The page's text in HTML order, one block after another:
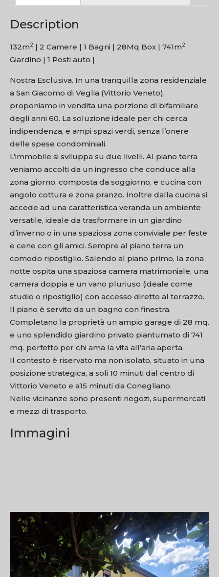
Description
132m2 | 2 Camere | 1 Bagni | 28Mq Box | 741m2
Giardino | 1 Posti auto |
Nostra Esclusiva. In una tranquilla zona residenziale
a San Giacomo di Veglia (Vittorio Veneto),
proponiamo in vendita una porzione di bifamiliare
degli anni 60. La soluzione ideale per chi cerca
indipendenza, e ampi spazi verdi, senza l’onere
delle spese condominiali.
L’immobile si sviluppa su due livelli. Al piano terra
veniamo accolti da un ingresso che conduce alla
zona giorno, composta da soggiorno, e cucina con
angolo cottura e zona pranzo. Inoltre dalla cucina si
accede ad una caratteristica veranda un ambiente
versatile, ideale da trasformare in un giardino
d’inverno o in una spaziosa zona conviviale per feste
e cene con gli amici. Sempre al piano terra un
comodo ripostiglio. Salendo al piano primo, la zona
notte ospita una spaziosa camera matrimoniale, una
camera doppia e un vano pluriuso (ideale come
studio o ripostiglio) con accesso diretto al terrazzo.
Il piano è servito da un bagno con finestra.
Completano la proprietà un ampio garage di 28 mq.
e uno splendido giardino privato piantumato di 741
mq. perfetto per chi ama la vita all’aria aperta.
Il contesto è riservato ma non isolato, situato in una
posizione strategica, a soli 10 minuti dal centro di
Vittorio Veneto e a15 minuti da Conegliano.
Nelle vicinanze sono presenti negozi, supermercati
e mezzi di trasporto.
Immagini